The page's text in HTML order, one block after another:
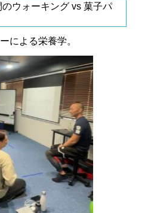
ウォーキング vs 菓子パ
による栄養学。